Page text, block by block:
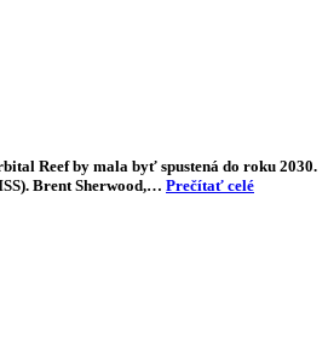
Reef by mala byť spustená do roku 2030.
Brent Sherwood,… Prečítať celé